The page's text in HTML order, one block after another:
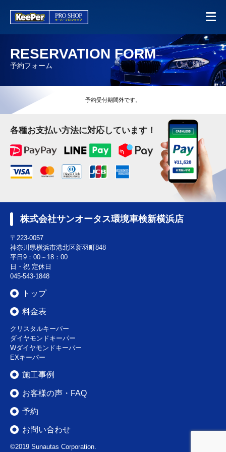
RESERVATION FORM
予約フォーム
予約受付期間外です。
各種お支払い方法に対応しています！
株式会社サンオータス環境車検新横浜店
〒223-0057
神奈川県横浜市港北区新羽町848
平日9：00～18：00
日・祝 定休日
045-543-1848
トップ
料金表
クリスタルキーパー
ダイヤモンドキーパー
Wダイヤモンドキーパー
EXキーパー
施工事例
お客様の声・FAQ
予約
お問い合わせ
©2019 Sunautas Corporation.